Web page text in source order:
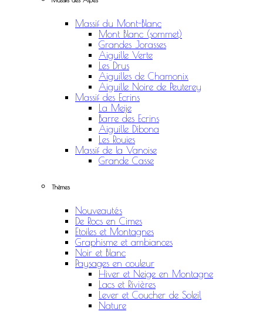
Massif du Mont-Blanc
Mont Blanc (sommet)
Grandes Jorasses
Aiguille Verte
Les Drus
Aiguilles de Chamonix
Aiguille Noire de Peuterey
Massif des Ecrins
La Meije
Barre des Ecrins
Aiguille Dibona
Les Rouies
Massif de la Vanoise
Grande Casse
Thèmes
Nouveautés
De Rocs en Cimes
Etoiles et Montagnes
Graphisme et ambiances
Noir et Blanc
Paysages en couleur
Hiver et Neige en Montagne
Lacs et Rivières
Lever et Coucher de Soleil
Nature